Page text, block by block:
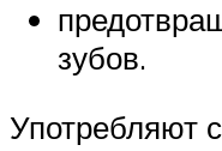
зубов.
Употребляют